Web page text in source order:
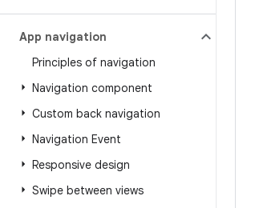
App navigation
Principles of navigation
Navigation component
Custom back navigation
Navigation Event
Responsive design
Swipe between views